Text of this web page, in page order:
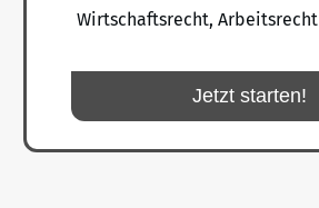
Wirtschaftsrecht, Arbeitsrecht
Jetzt starten!